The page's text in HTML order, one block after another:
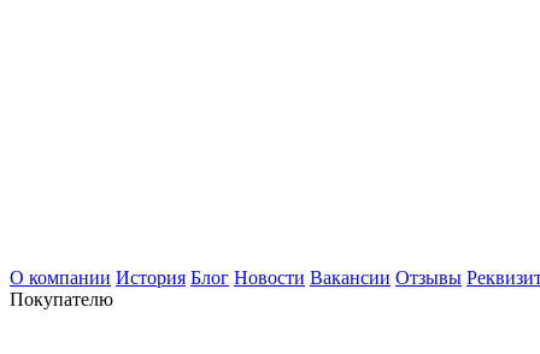
О компании История Блог Новости Вакансии Отзывы
Покупателю